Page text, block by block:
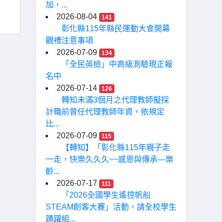
加，...
2026-08-04
141
彰化縣115年縣民運動大會開幕
觀禮注意事項
2026-07-09
134
「全民英檢」中高級測驗現正報
名中
2026-07-14
126
轉知未滿3個月之代理教師擬採
計職前曾任代理教師年資，依規定
比...
2026-07-09
115
【轉知】「彰化縣115年親子走
一走，快樂久久久~~感恩與傳承—樂
齡...
2026-07-17
111
「2026全國學生遙控帆船
STEAM創客大賽」活動，請全校學生
踴躍組...